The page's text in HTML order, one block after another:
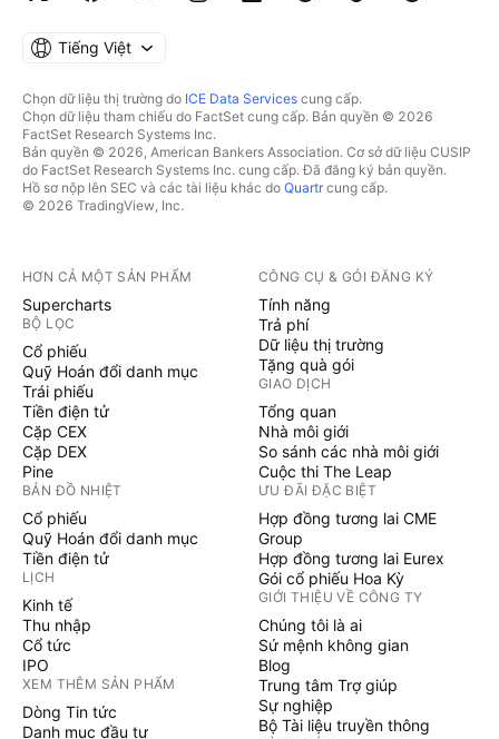
Tiếng Việt
Chọn dữ liệu thị trường do ICE Data Services cung cấp.
Chọn dữ liệu tham chiếu do FactSet cung cấp. Bản quyền © 2026
FactSet Research Systems Inc.
Bản quyền © 2026, American Bankers Association. Cơ sở dữ liệu CUSIP
do FactSet Research Systems Inc. cung cấp. Đã đăng ký bản quyền.
Hồ sơ nộp lên SEC và các tài liệu khác do Quartrcung cấp.
© 2026 TradingView, Inc.
HƠN CẢ MỘT SẢN PHẨM
Supercharts
BỘ LỌC
Cổ phiếu
Quỹ Hoán đổi danh mục
Trái phiếu
Tiền điện tử
Cặp CEX
Cặp DEX
Pine
BẢN ĐỒ NHIỆT
Cổ phiếu
Quỹ Hoán đổi danh mục
Tiền điện tử
LỊCH
Kinh tế
Thu nhập
Cổ tức
IPO
XEM THÊM SẢN PHẨM
Dòng Tin tức
Danh mục đầu tư
CÔNG CỤ & GÓI ĐĂNG KÝ
Tính năng
Trả phí
Dữ liệu thị trường
Tặng quà gói
GIAO DỊCH
Tổng quan
Nhà môi giới
So sánh các nhà môi giới
Cuộc thi The Leap
ƯU ĐÃI ĐẶC BIỆT
Hợp đồng tương lai CME
Group
Hợp đồng tương lai Eurex
Gói cổ phiếu Hoa Kỳ
GIỚI THIỆU VỀ CÔNG TY
Chúng tôi là ai
Sứ mệnh không gian
Blog
Trung tâm Trợ giúp
Sự nghiệp
Bộ Tài liệu truyền thông